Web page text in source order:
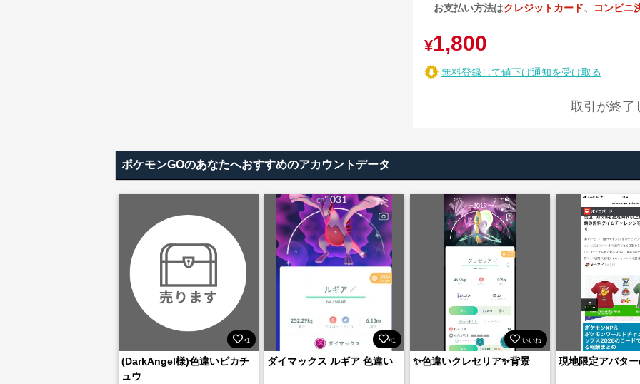
お支払い方法はクレジットカード、 コンビニ
¥1,800
無料登録して値下げ通知を受け取る
取引が終了
ポケモンGOのあなたへおすすめのアカウントデータ
×1
(DarkAngel様)色違いピカチ
ュウ
×1
ダイマックス ルギア 色違い
いいね
✨色違いクレセリア✨背景 現地限定アバタ